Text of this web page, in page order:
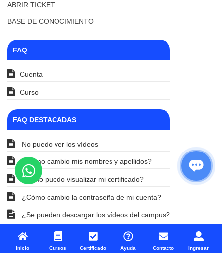
ABRIR TICKET
BASE DE CONOCIMIENTO
FAQ
Cuenta
Curso
FAQ DESTACADAS
No puedo ver los vídeos
¿Cómo cambio mis nombres y apellidos?
¡Cómo puedo visualizar mi certificado?
¿Cómo cambio la contraseña de mi cuenta?
¿Se pueden descargar los vídeos del campus?
Inicio Cursos Certificado Ayuda Contacto Ingresar